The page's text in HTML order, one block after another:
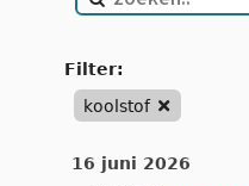
filter:
koolstof
16 juni 2026